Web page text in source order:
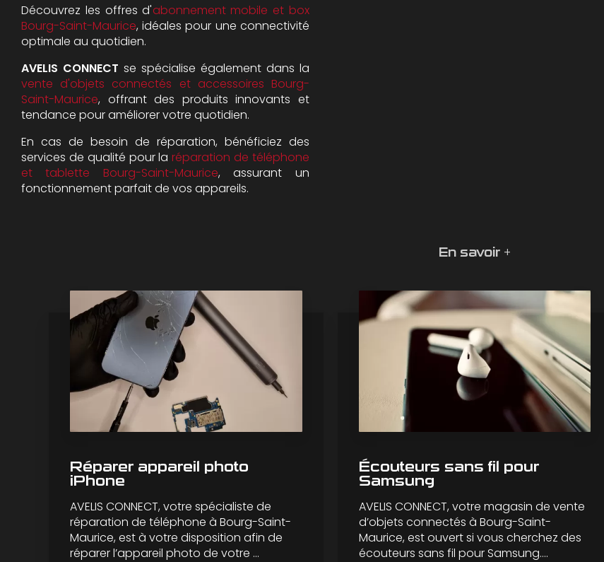
Découvrez les offres d'abonnement mobile et box
Bourg-Saint-Maurice, idéales pour une connectivité
optimale au quotidien.
AVELIS CONNECT se spécialise également dans la
vente d'objets connectés et accessoires Bourg-
Saint-Maurice, offrant des produits innovants et
tendance pour améliorer votre quotidien.
En cas de besoin de réparation, bénéficiez des
services de qualité pour laréparation de téléphone
et tablette Bourg-Saint-Maurice, assurant un
fonctionnement parfait de vos appareils.
En savoir +
Réparer appareil photo
iPhone
AVELIS CONNECT, votre spécialiste de
réparation de téléphone à Bourg-Saint-
Maurice, est à votre disposition afin de
réparer l’appareil photo de votre ...
Écouteurs sans fil pour
Samsung
AVELIS CONNECT, votre magasin de vente
d’objets connectés à Bourg-Saint-
Maurice, est ouvert si vous cherchez des
écouteurs sans fil pour Samsung....